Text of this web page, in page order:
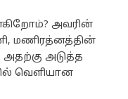
அவரின்
மணிரத்னத்தின்
அதற்கு அடுத்த
வெளியான